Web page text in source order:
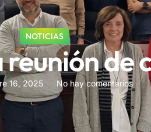
NOTICIAS
de
16, 2025 No hay comentarios